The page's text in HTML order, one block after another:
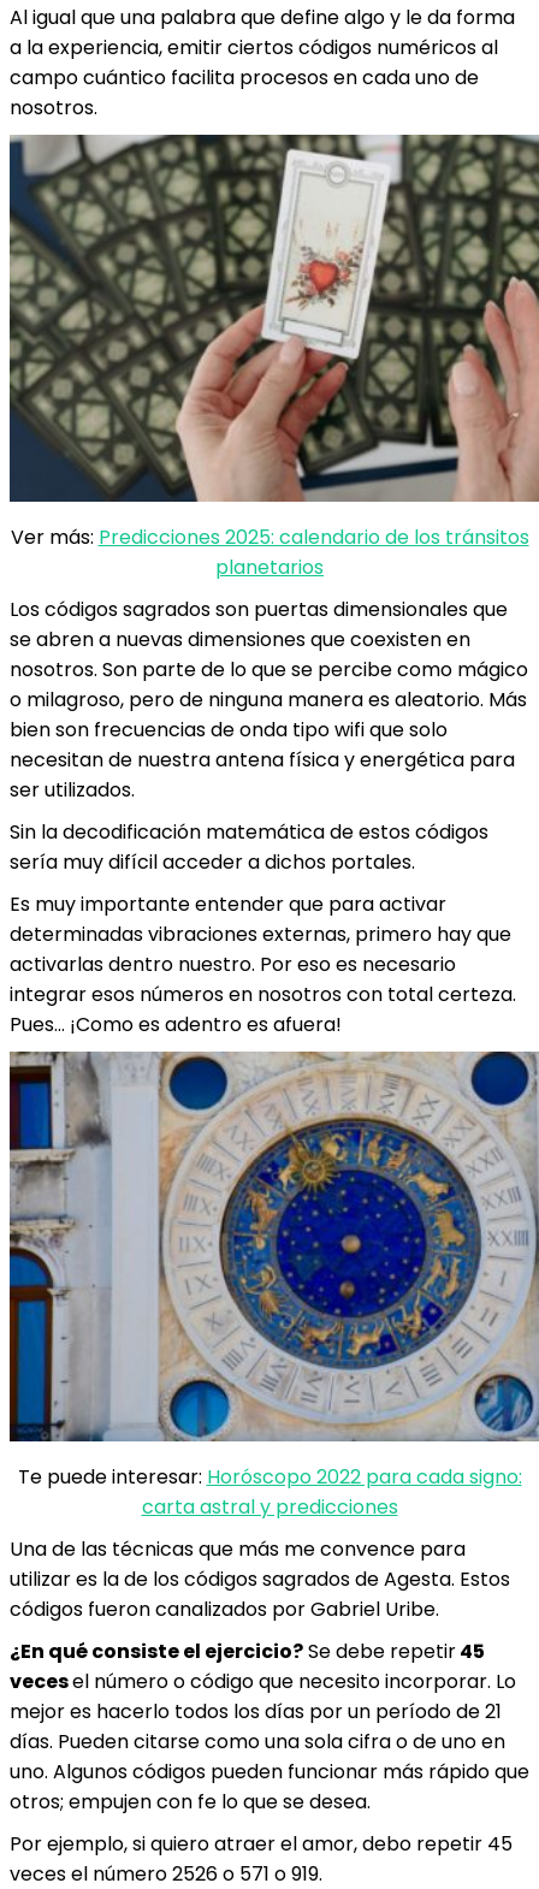
Al igual que una palabra que define algo y le da forma
a la experiencia, emitir ciertos códigos numéricos al
campo cuántico facilita procesos en cada uno de
nosotros.
Ver más: Predicciones 2025: calendario de los tránsitos
planetarios
Los códigos sagrados son puertas dimensionalesque
se abren a nuevas dimensiones que coexisten en
nosotros. Son parte de lo que se percibe como mágico
o milagroso, pero de ninguna manera es aleatorio. Más
bien son frecuencias de onda tipo wifi que solo
necesitan de nuestra antena física y energética para
ser utilizados.
Sin la decodificación matemática de estos códigos
sería muy difícil acceder a dichos portales.
Es muy importante entender que para activar
determinadas vibraciones externas, primero hay que
activarlas dentro nuestro. Por eso es necesario
integrar esos números en nosotros con total certeza.
Pues… ¡Como es adentro es afuera!
Te puede interesar: Horóscopo 2022 para cada signo:
carta astral y predicciones
Una de las técnicas que más me convence para
utilizar es la de loscódigos sagrados de Agesta. Estos
códigos fueron canalizados por Gabriel Uribe.
¿En qué consiste el ejercicio?Se debe repetir45
vecesel número o códigoque necesito incorporar. Lo
mejor es hacerlo todos los días por un período de 21
días. Pueden citarse como una sola cifra o de uno en
uno. Algunos códigos pueden funcionar más rápido que
otros; empujen con fe lo que se desea.
Por ejemplo, si quiero atraer el amor, debo repetir 45
veces el número 2526 o 571 o 919.